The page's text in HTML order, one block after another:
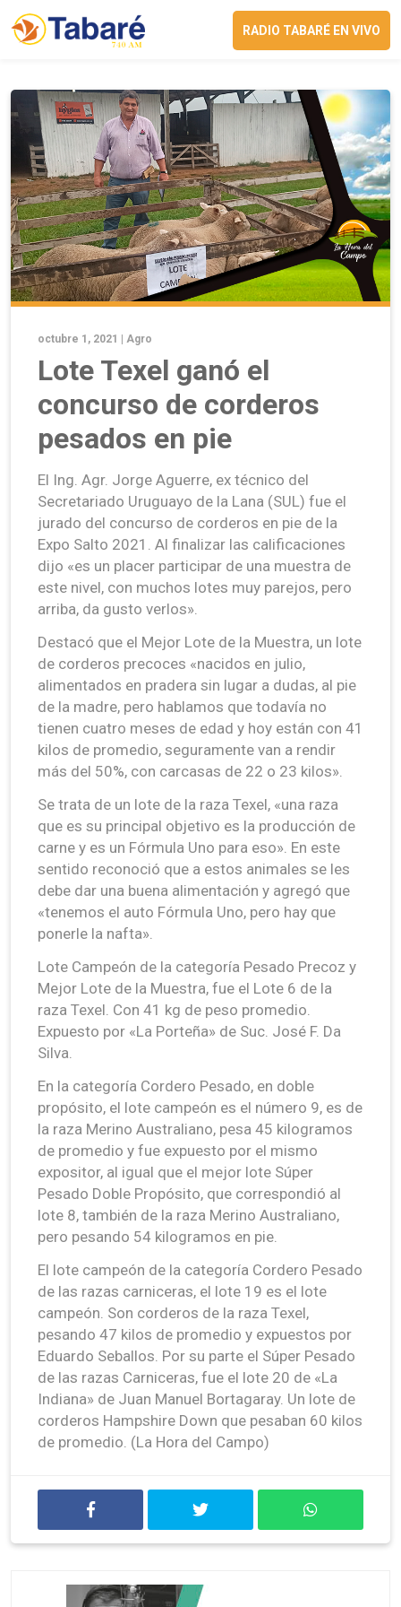
RADIO TABARÉ EN VIVO
octubre 1, 2021 | Agro
Lote Texel ganó el
concurso de corderos
pesados en pie
El Ing. Agr. Jorge Aguerre, ex técnico del
Secretariado Uruguayo de la Lana (SUL) fue el
jurado del concurso de corderos en pie de la
Expo Salto 2021. Al finalizar las calificaciones
dijo «es un placer participar de una muestra de
este nivel, con muchos lotes muy parejos, pero
arriba, da gusto verlos».
Destacó que el Mejor Lote de la Muestra, un lote
de corderos precoces «nacidos en julio,
alimentados en pradera sin lugar a dudas, al pie
de la madre, pero hablamos que todavía no
tienen cuatro meses de edad y hoy están con 41
kilos de promedio, seguramente van a rendir
más del 50%, con carcasas de 22 o 23 kilos».
Se trata de un lote de la raza Texel, «una raza
que es su principal objetivo es la producción de
carne y es un Fórmula Uno para eso». En este
sentido reconoció que a estos animales se les
debe dar una buena alimentación y agregó que
«tenemos el auto Fórmula Uno, pero hay que
ponerle la nafta».
Lote Campeón de la categoría Pesado Precoz y
Mejor Lote de la Muestra, fue el Lote 6 de la
raza Texel. Con 41 kg de peso promedio.
Expuesto por «La Porteña» de Suc. José F. Da
Silva.
En la categoría Cordero Pesado, en doble
propósito, el lote campeón es el número 9, es de
la raza Merino Australiano, pesa 45 kilogramos
de promedio y fue expuesto por el mismo
expositor, al igual que el mejor lote Súper
Pesado Doble Propósito, que correspondió al
lote 8, también de la raza Merino Australiano,
pero pesando 54 kilogramos en pie.
El lote campeón de la categoría Cordero Pesado
de las razas carniceras, el lote 19 es el lote
campeón. Son corderos de la raza Texel,
pesando 47 kilos de promedio y expuestos por
Eduardo Seballos. Por su parte el Súper Pesado
de las razas Carniceras, fue el lote 20 de «La
Indiana» de Juan Manuel Bortagaray. Un lote de
corderos Hampshire Down que pesaban 60 kilos
de promedio. (La Hora del Campo)